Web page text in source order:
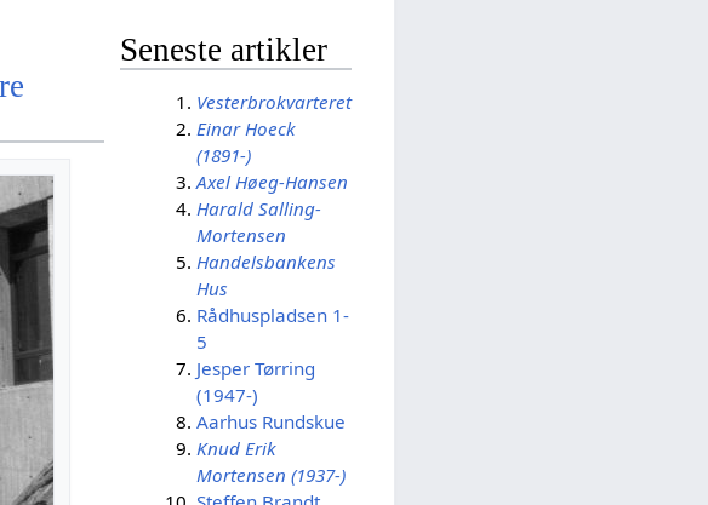
Seneste artikler
Vesterbrokvarteret
Einar Hoeck
(1891-)
Axel Høeg-Hansen
Harald Salling-
Mortensen
Handelsbankens
Hus
Rådhuspladsen 1-
5
Jesper Tørring
(1947-)
Aarhus Rundskue
Knud Erik
Mortensen (1937-)